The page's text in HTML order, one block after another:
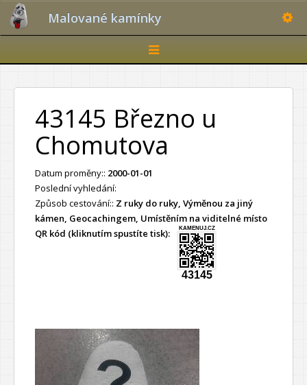
Malované kamínky
Toggle
navigation
43145 Březno u
Chomutova
Datum proměny:: 2000-01-01
Poslední vyhledání:
Způsob cestování:: Z ruky do ruky, Výměnou za jiný
kámen, Geocachingem, Umístěním na viditelné místo
QR kód (kliknutím spustíte tisk):
KAMENUJ.CZ
43145